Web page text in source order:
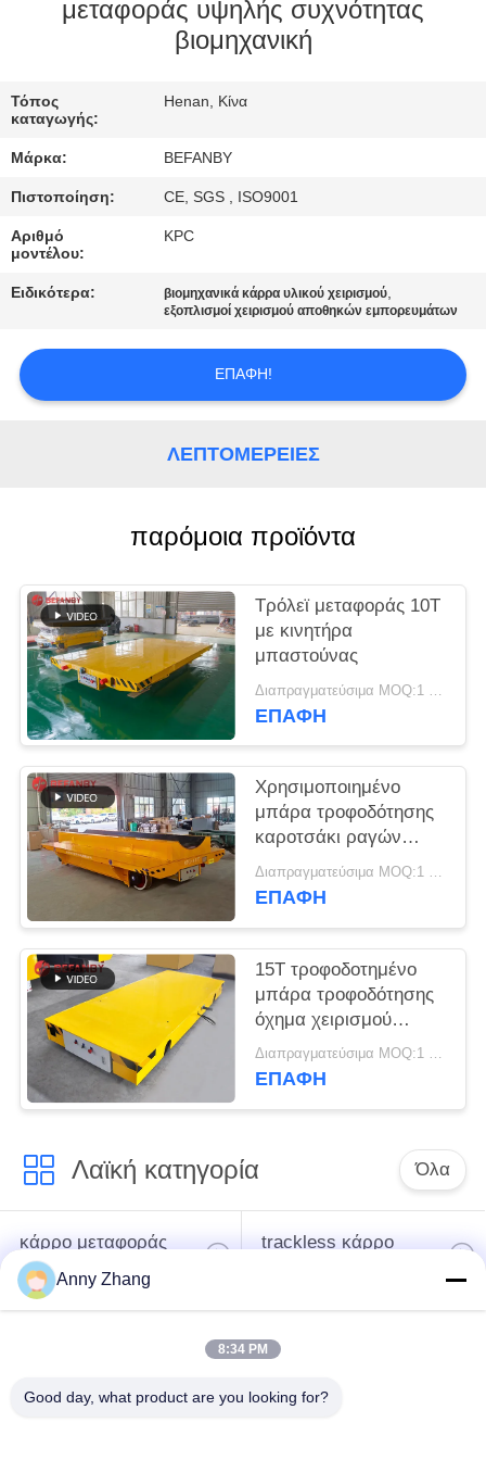
ΈΛΕΓΧΟΣ
ΕΛΆΤΕ
ΣΕ
ΕΠΑΦΉ
ΕΙΔΉΣΕΙΣ
ΖΗΤΉΣΤΕ
ΈΝΑ
POLICY
μεταφοράς υψηλής συχνότητας
βιομηχανική
Τόπος
καταγωγής:
Henan, Κίνα
Μάρκα: BEFANBY
Πιστοποίηση: CE, SGS , ISO9001
Αριθμό
μοντέλου:
KPC
Ειδικότερα: βιομηχανικά κάρρα υλικού χειρισμού,
εξοπλισμοί χειρισμού αποθηκών εμπορευμάτων
ΕΠΑΦΉ!
ΛΕΠΤΟΜΈΡΕΙΕΣ
παρόμοια προϊόντα
Τρόλεϊ μεταφοράς 10Τ
με κινητήρα
μπαστούνας
Διαπραγματεύσιμα MOQ:1 σύνολο
ΕΠΑΦΉ
Χρησιμοποιημένο
μπάρα τροφοδότησης
καροτσάκι ραγών
σπειρών 60 τόνος για
το εργοστάσιο
Διαπραγματεύσιμα MOQ:1 σύνολο
ΕΠΑΦΉ
15T τροφοδοτημένο
μπάρα τροφοδότησης
όχημα χειρισμού
εργαστηρίων
ηλεκτρικό στις ράγες
Διαπραγματεύσιμα MOQ:1 σύνολο/σύνολα
ΕΠΑΦΉ
Λαϊκή κατηγορία Όλα
κάρρο μεταφοράς
μπαταριών
trackless κάρρο
καθοδηγημένο όχημα
Anny Zhang
8:34 PM
Good day, what product are you looking for?